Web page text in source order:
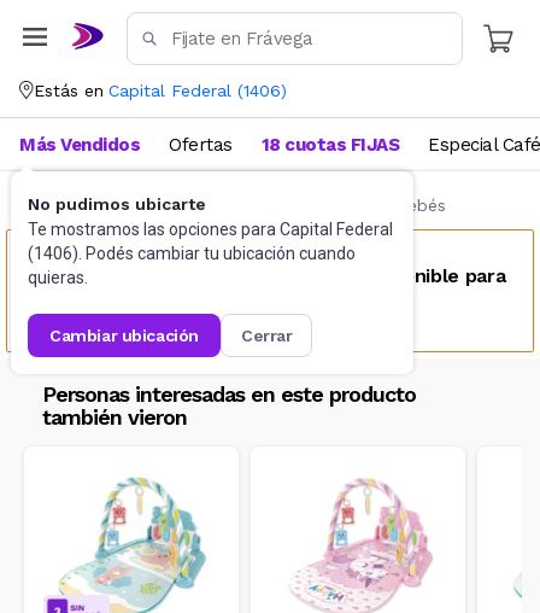
Estás en Capital Federal (1406)
No pudimos ubicarte
Te mostramos las opciones para Capital Federal
(1406). Podés cambiar tu ubicación cuando
quieras.
cambiar ubicación cerrar
Más Vendidos Ofertas 18 cuotas FIJAS Especial Café
Bebés y Primera Infancia Gimnasios para bebés
Este producto no se encuentra disponible para
Personas interesadas en este producto
también vieron